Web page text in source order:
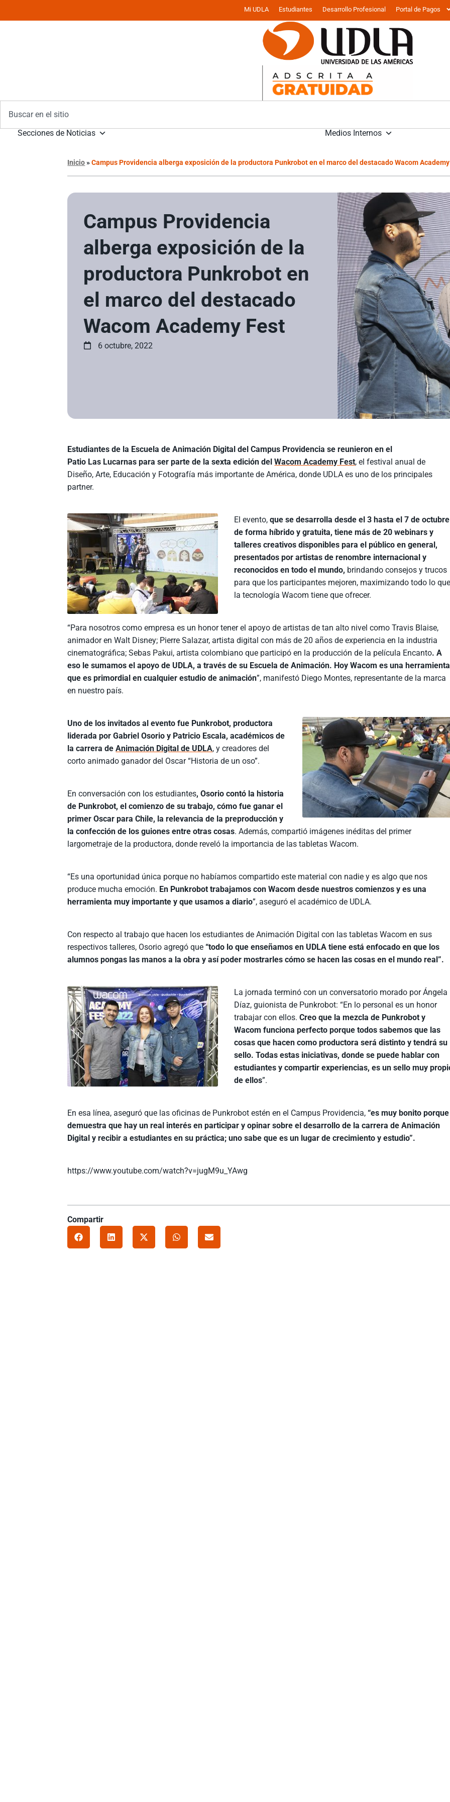
Mi UDLA Estudiantes Desarrollo Profesional Portal de Pagos
Secciones de Noticias Medios Internos
Inicio»Campus Providencia alberga exposición de la productora Punkrobot en el marco del destacado Wacom
Campus Providencia
alberga exposición de la
productora Punkrobot en
el marco del destacado
Wacom Academy Fest
6 octubre, 2022
Estudiantes de la Escuela de Animación Digital del Campus Providencia se reunieron en el
Patio Las Lucarnas para ser parte de la sexta edición delWacom Academy Fest, el festival anual de
Diseño, Arte, Educación y Fotografía más importante de América, donde UDLA es uno de los principales
partner.
El evento,que se desarrolla desde el 3 hasta el 7 de octubre
de forma híbrido y gratuita, tiene más de 20 webinars y
talleres creativos disponibles para el público en general,
presentados por artistas de renombre internacional y
reconocidos en todo el mundo, brindando consejos y trucos
para que los participantes mejoren, maximizando todo lo
la tecnología Wacom tiene que ofrecer.
“Para nosotros como empresa es un honor tener el apoyo de artistas de tan alto nivel como Travis Blaise,
animador en Walt Disney; Pierre Salazar, artista digital con más de 20 años de experiencia en la industria
cinematográfica; Sebas Pakui, artista colombiano que participó en la producción de la película Encanto. A
eso le sumamos el apoyo de UDLA, a través de su Escuela de Animación. Hoy Wacom es una herramienta
que es primordial en cualquier estudio de animación”, manifestó Diego Montes, representante de la marca
en nuestro país.
Uno de los invitados al evento fue Punkrobot, productora
liderada por Gabriel Osorio y Patricio Escala, académicos de
la carrera deAnimación Digital de UDLA, y creadores del
corto animado ganador del Oscar “Historia de un oso”.
En conversación con los estudiantes, Osorio contó la historia
de Punkrobot, el comienzo de su trabajo, cómo fue ganar el
primer Oscar para Chile, la relevancia de la preproducción y
la confección de los guiones entre otras cosas. Además, compartió imágenes inéditas del primer
largometraje de la productora, donde reveló la importancia de las tabletas Wacom.
“Es una oportunidad única porque no habíamos compartido este material con nadie y es algo que nos
produce mucha emoción. En Punkrobot trabajamos con Wacom desde nuestros comienzos y es una
herramienta muy importante y que usamos a diario”, aseguró el académico de UDLA.
Con respecto al trabajo que hacen los estudiantes de Animación Digital con las tabletas Wacom en sus
respectivos talleres, Osorio agregó que“todo lo que enseñamos en UDLA tiene está enfocado en que los
alumnos pongas las manos a la obra y así poder mostrarles cómo se hacen las cosas en el mundo real”.
La jornada terminó con un conversatorio morado por Ángela
Díaz, guionista de Punkrobot: “En lo personal es un honor
trabajar con ellos.Creo que la mezcla de Punkrobot y
Wacom funciona perfecto porque todos sabemos que las
cosas que hacen como productora será distinto y tendrá su
sello. Todas estas iniciativas, donde se puede hablar con
estudiantes y compartir experiencias, es un sello muy
de ellos”.
En esa línea, aseguró que las oficinas de Punkrobot estén en el Campus Providencia,“es muy bonito porque
demuestra que hay un real interés en participar y opinar sobre el desarrollo de la carrera de Animación
Digital y recibir a estudiantes en su práctica; uno sabe que es un lugar de crecimiento y estudio”.
https://www.youtube.com/watch?v=jugM9u_YAwg
Compartir